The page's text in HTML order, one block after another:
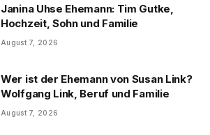
Janina Uhse Ehemann: Tim Gutke,
Hochzeit, Sohn und Familie
August 7, 2026
Wer ist der Ehemann von Susan Link?
Wolfgang Link, Beruf und Familie
August 7, 2026